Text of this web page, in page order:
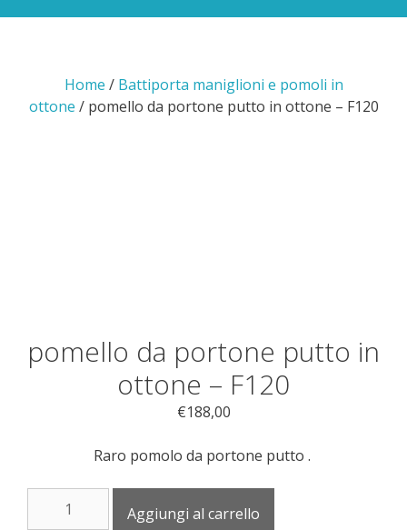
Home / Battiporta maniglioni e pomoli in
ottone / pomello da portone putto in ottone – F120
pomello da portone putto in
ottone – F120
€188,00
Raro pomolo da portone putto .
Aggiungi al carrello